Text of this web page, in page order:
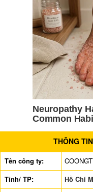
THÔNG
Tên công ty:
Tỉnh/ TP:
Hồ Chí